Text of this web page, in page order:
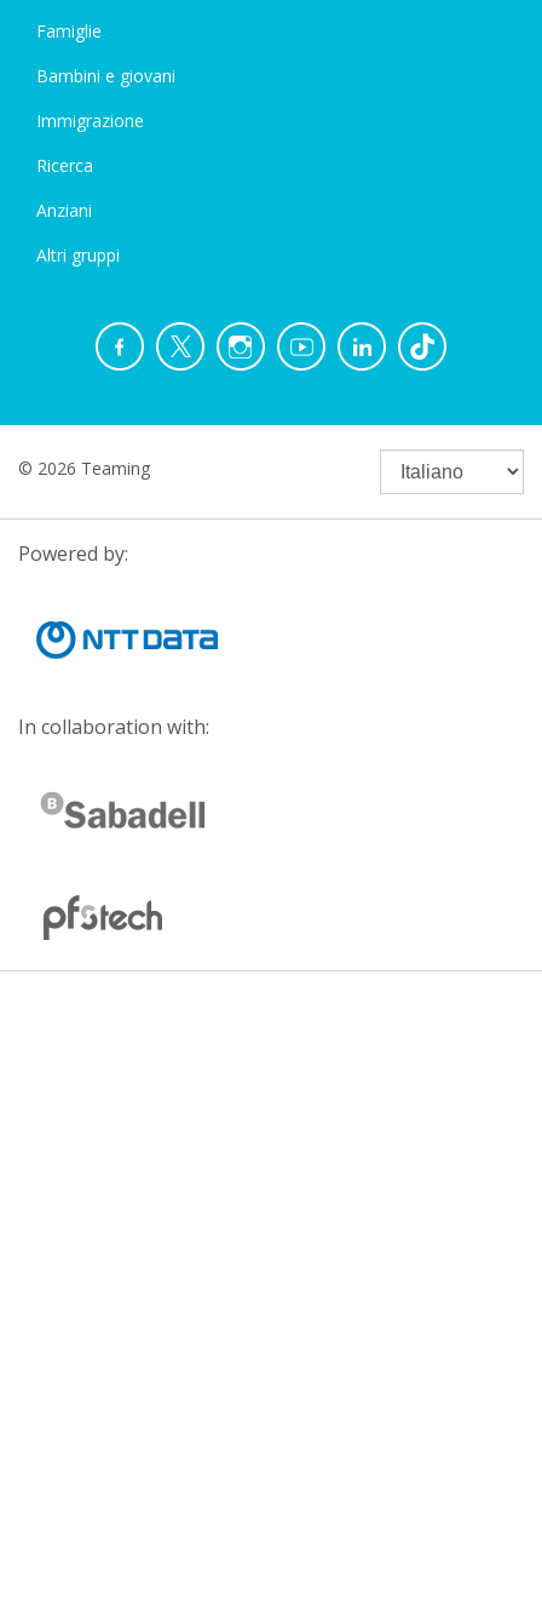
Famiglie
Bambini e giovani
Immigrazione
Ricerca
Anziani
Altri gruppi
© 2026 Teaming
Powered by:
In collaboration with: